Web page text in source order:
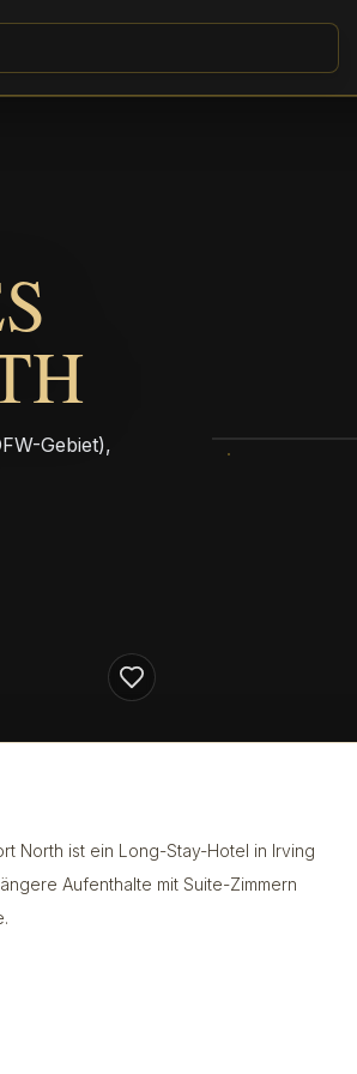
Gebiet),
North ist ein Long-Stay-Hotel in Irving
Aufenthalte mit Suite-Zimmern